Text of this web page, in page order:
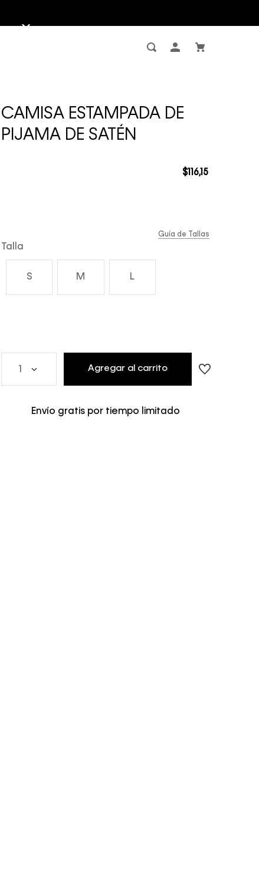
CAMISA ESTAMPADA DE
PIJAMA DE SATÉN
$116,15
Talla
S M L
Guía de Tallas
Agregar al carrito
Envío gratis por tiempo limitado